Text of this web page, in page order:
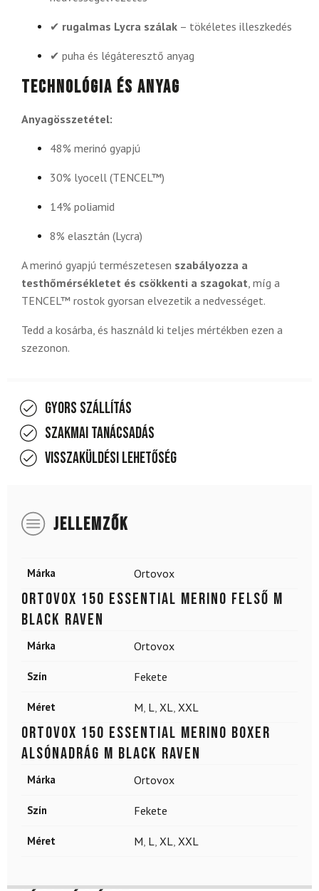
✔ rugalmas Lycra szálak – tökéletes illeszkedés
✔ puha és légáteresztő anyag
Technológia és anyag
Anyagösszetétel:
48% merinó gyapjú
30% lyocell (TENCEL™)
14% poliamid
8% elasztán (Lycra)
A merinó gyapjú természetesen szabályozza a
testhőmérsékletet és csökkenti a szagokat , míg a
TENCEL™ rostok gyorsan elvezetik a nedvességet.
Tedd a kosárba, és használd ki teljes mértékben ezen a
szezonon.
Gyors szállítás
Szakmai tanácsadás
Visszaküldési lehetőség
JELLEMZŐK
Márka Ortovox
ORTOVOX 150 Essential Merino Felső M
Black Raven
Márka Ortovox
Szín Fekete
Méret M L XL XXL
ORTOVOX 150 Essential Merino Boxer
Alsónadrág M Black Raven
Márka Ortovox
Szín Fekete
Méret M L XL XXL